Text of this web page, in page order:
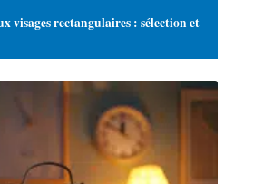
visages rectangulaires : sélection et